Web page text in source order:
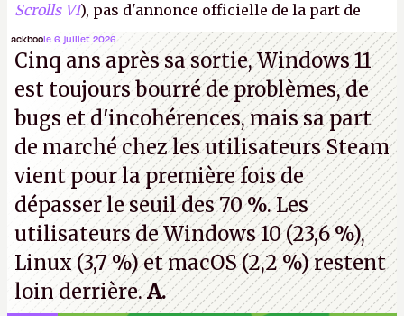
Scrolls VI), pas d'annonce officielle de la part de
Microsoft, mais le syndicat des employés confirme
de nombreux licenciements.A.
ackboole 6 juillet 2026
Cinq ans après sa sortie, Windows 11
est toujours bourré de problèmes, de
bugs et d'incohérences, mais sa part
de marché chez les utilisateurs Steam
vient pour la première fois de
dépasser le seuil des 70 %. Les
utilisateurs de Windows 10 (23,6 %),
Linux (3,7 %) et macOS (2,2 %) restent
loin derrière.A.